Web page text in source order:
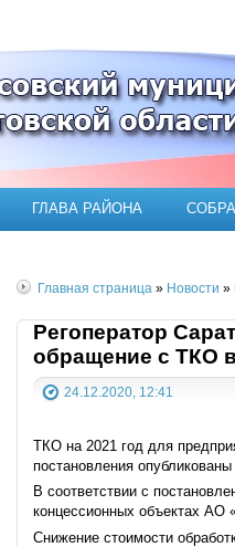
Марксовского
ГЛАВА РАЙОНА
Главная страница » Новости »
Регоператор
обращение с ТКО
24.12.2020, 12:41
ТКО на 2021 год для
постановления
В соответствии с
концессионных объектах АО
Снижение стоимости